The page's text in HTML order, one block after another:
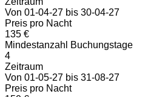
Von 01-04-27 bis 30-04-27
Preis pro Nacht
135 €
Mindestanzahl Buchungstage
4
Zeitraum
Von 01-05-27 bis 31-08-27
Preis pro Nacht